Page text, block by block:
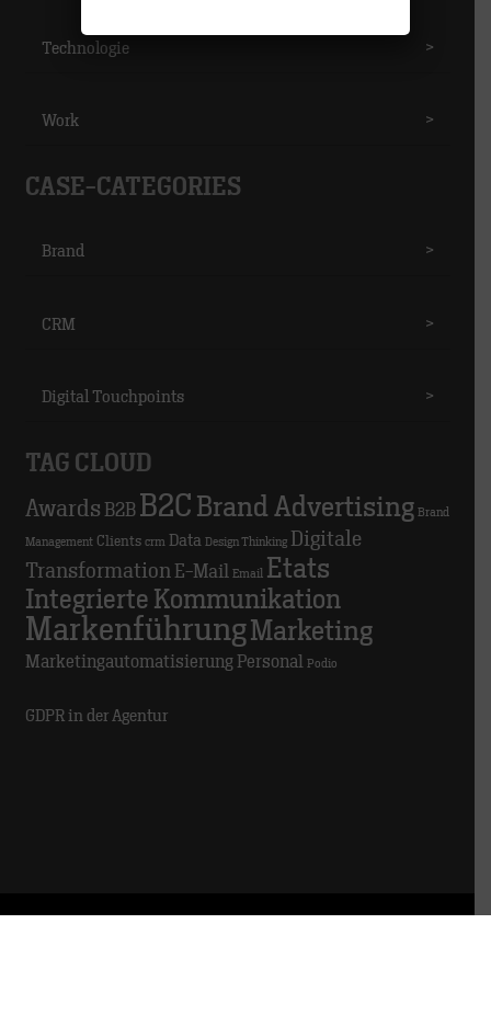
Technologie >
Work >
CASE-CATEGORIES
Brand >
CRM >
Digital Touchpoints >
TAG CLOUD
Awards B2B B2C Brand Advertising Brand
Management Clients crm Data Design Thinking Digitale
Transformation E-Mail Email Etats
Integrierte Kommunikation
MarkenführungMarketing
Marketingautomatisierung Personal Podio
GDPR in der Agentur